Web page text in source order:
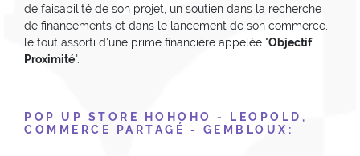
de faisabilité de son projet, un soutien dans la recherche
de financements et dans le lancement de son commerce,
le tout assorti d'une prime financière appelée "Objectif
Proximité".
POP UP STORE HOHOHO - LEOPOLD,
COMMERCE PARTAGÉ - GEMBLOUX: